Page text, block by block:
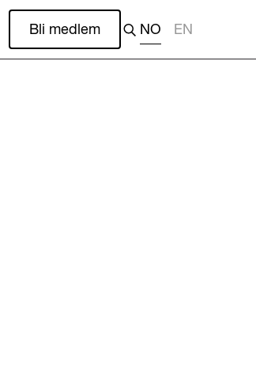
Bli medlem NO EN